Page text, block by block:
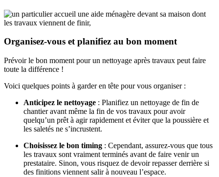
Organisez-vous et planifiez au bon moment
Prévoir le bon moment pour un nettoyage après travaux peut faire
toute la différence !
Voici quelques points à garder en tête pour vous organiser :
Anticipez le nettoyage : Planifiez un nettoyage de fin de
chantier avant même la fin de vos travaux pour avoir
quelqu’un prêt à agir rapidement et éviter que la poussière et
les saletés ne s’incrustent.
Choisissez le bon timing : Cependant, assurez-vous que tous
les travaux sont vraiment terminés avant de faire venir un
prestataire. Sinon, vous risquez de devoir repasser derrière si
des finitions viennent salir à nouveau l’espace.